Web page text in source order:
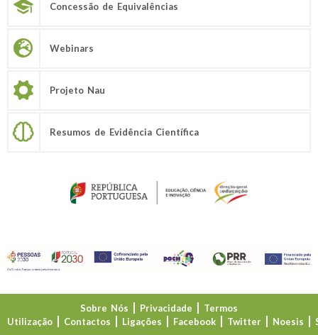
Concessão de Equivalências
Webinars
Projeto Nau
Resumos de Evidência Científica
Sobre Nós Privacidade
Termos
Utilização
Contactos Ligações Facebook Twitter Noesis